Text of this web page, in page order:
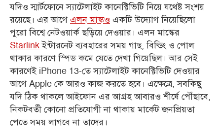
যদিও স্মার্টফোনে স্যাটেলাইট কানেক্টিভিটি নিয়ে যথেষ্ট সংশয়
রয়েছে। এর আগে এলন মাস্কও একটি উদ্যোগ নিয়েছিলো
পুরো বিশ্বে নেটওয়ার্ক ছড়িয়ে দেওয়ার। এলন মাস্কের
Starlinkইন্টারনেট ব্যবহারের সময় গাছ, বিল্ডিং ও পোল
থাকার কারণে স্পিড কমে যেতে দেখা গিয়েছিল। আর সেই
কারণেই iPhone 13-তে স্যাটেলাইট কানেক্টিভিটি দেওয়ার
আগে Apple কে আরও কাজ করতে হবে। এক্ষেত্রে, সবকিছু
যদি ঠিক থাকলে আইফোন এর আগ্রহ আবারও শীর্ষে পৌঁছাবে,
নিকটবর্তী কোনো প্রতিযোগী না থাকায় মার্কেট জনপ্রিয়তা
পেতে সময় লাগবে না তাদের।